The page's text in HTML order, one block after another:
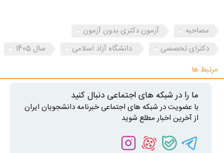
مصاحبه
آزمون دکتری بدون آزمون
دکترای تخصصی
دانشگاه آزاد اسلامی
سال 1405
مرتبط ها
ما را در شبکه های اجتماعی دنبال کنید
با عضویت در شبکه های اجتماعی خبرنامه دانشجویان ایران
از آخرین اخبار مطلع شوید